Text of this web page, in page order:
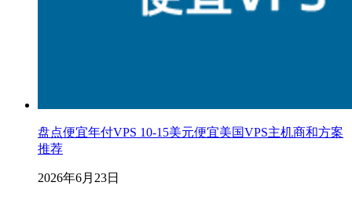
盘点便宜年付VPS 10-15美元便宜美国VPS主机商和方案
推荐
2026年6月23日